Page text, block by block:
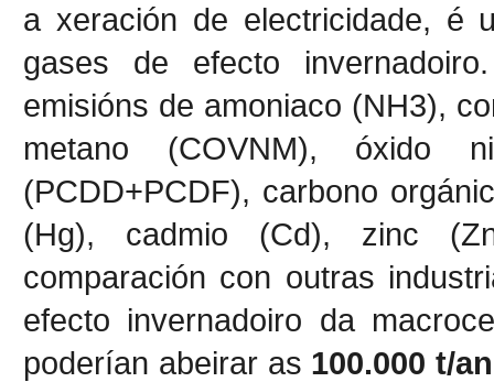
a xeración de electricidade, é
gases de efecto
emisións de amoniaco (NH3),
metano (COVNM), óxido
(PCDD+PCDF), carbono
(Hg), cadmio (Cd), zinc
comparación con outras
efecto invernadoiro da
poderían abeirar as 100.000 t/